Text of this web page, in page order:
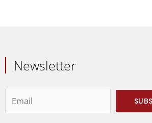
Newsletter